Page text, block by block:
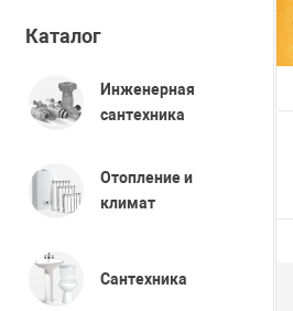
Каталог
Инженерная
сантехника
Отопление и
климат
Сантехника